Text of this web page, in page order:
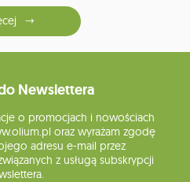
Newslettera
o promocjach i nowościach
oraz wyrażam zgodę
adresu e-mail przez
z usługą subskrypcji